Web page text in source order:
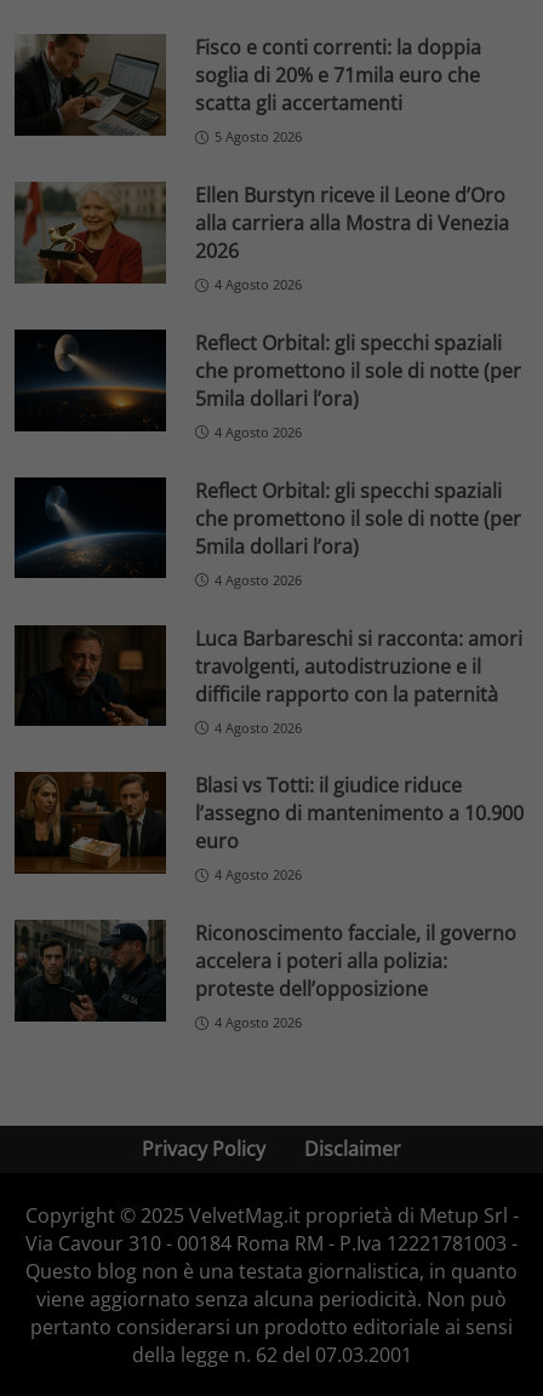
Fisco e conti correnti: la doppia
soglia di 20% e 71mila euro che
scatta gli accertamenti
5 Agosto 2026
Ellen Burstyn riceve il Leone d’Oro
alla carriera alla Mostra di Venezia
2026
4 Agosto 2026
Reflect Orbital: gli specchi spaziali
che promettono il sole di notte (per
5mila dollari l’ora)
4 Agosto 2026
Reflect Orbital: gli specchi spaziali
che promettono il sole di notte (per
5mila dollari l’ora)
4 Agosto 2026
Luca Barbareschi si racconta: amori
travolgenti, autodistruzione e il
difficile rapporto con la paternità
4 Agosto 2026
Blasi vs Totti: il giudice riduce
l’assegno di mantenimento a 10.900
euro
4 Agosto 2026
Riconoscimento facciale, il governo
accelera i poteri alla polizia:
proteste dell’opposizione
4 Agosto 2026
Privacy Policy Disclaimer
Copyright © 2025 VelvetMag.it proprietà di Metup Srl -
Via Cavour 310 - 00184 Roma RM - P.Iva 12221781003 -
Questo blog non è una testata giornalistica, in quanto
viene aggiornato senza alcuna periodicità. Non può
pertanto considerarsi un prodotto editoriale ai sensi
della legge n. 62 del 07.03.2001